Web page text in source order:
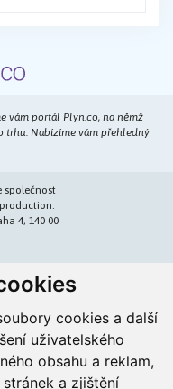
cookies a další
uživatelského
obsahu a reklam,
a zjištění
vám portál Plyn.co, na němž
trhu. Nabízíme vám přehledný
společnost
4, 140 00
CZ 026 14 791